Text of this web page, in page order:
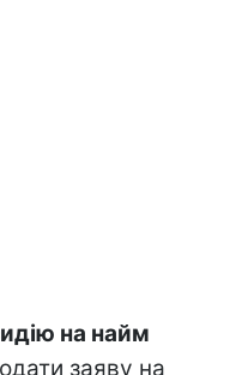
на найм
заяву на